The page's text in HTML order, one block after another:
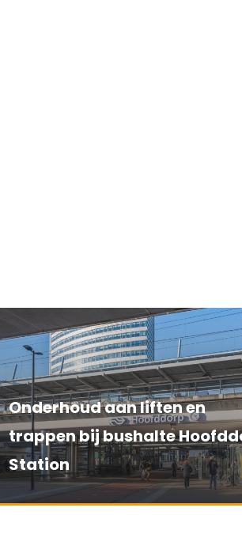
Onderhoud aan liften en
trappen bij bushalte
Station